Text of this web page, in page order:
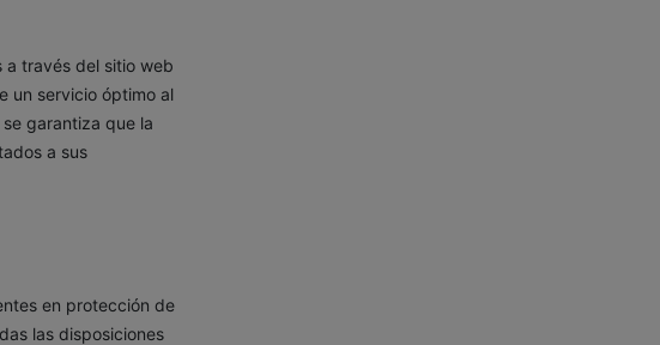
a través del sitio web
un servicio óptimo al
garantiza que la
a sus
en protección de
las disposiciones